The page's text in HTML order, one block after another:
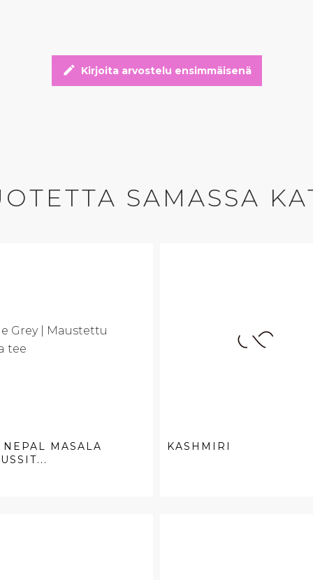
edit Kirjoita arvostelu ensimmäisenä
SAMASSA
MASALA
KASHMIRI